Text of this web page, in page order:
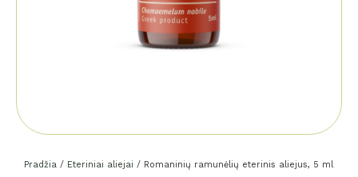
Pradžia / Eteriniai aliejai / Romaninių ramunėlių eterinis aliejus, 5 ml